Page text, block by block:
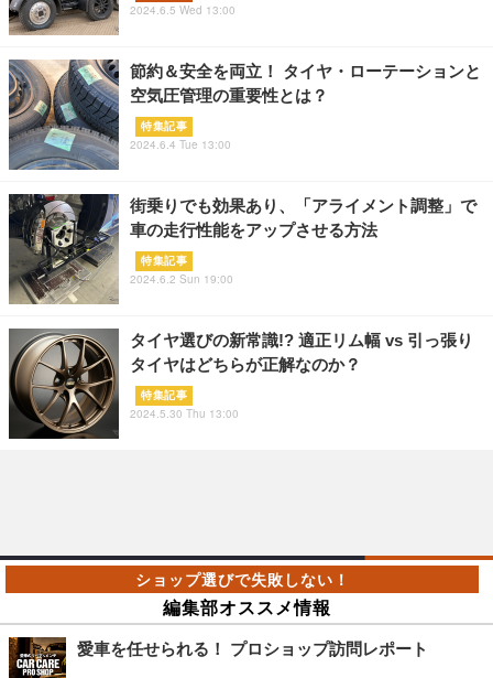
2024.6.5 Wed 13:00
節約＆安全を両立！ タイヤ・ローテーションと
空気圧管理の重要性とは？
特集記事
2024.6.4 Tue 13:00
街乗りでも効果あり、「アライメント調整」で
車の走行性能をアップさせる方法
特集記事
2024.6.2 Sun 19:00
タイヤ選びの新常識!? 適正リム幅 vs 引っ張り
タイヤはどちらが正解なのか？
特集記事
2024.5.30 Thu 13:00
編集部オススメ情報
愛車を任せられる！ プロショップ訪問レポート